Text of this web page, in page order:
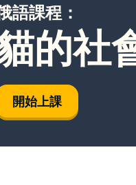
語課程：
的社
開始上課